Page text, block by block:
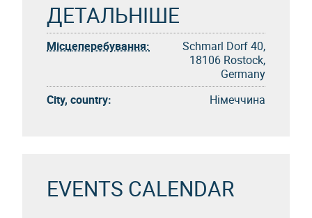
ДЕТАЛЬНІШЕ
Місцеперебування:
Schmarl Dorf 40,
18106 Rostock,
Germany
City, country:
Німеччина
EVENTS CALENDAR